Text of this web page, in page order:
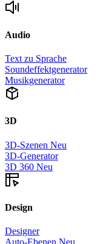
Audio
Text zu Sprache
Soundeffektgenerator
Musikgenerator
3D
3D-Szenen Neu
3D-Generator
3D 360 Neu
Design
Designer